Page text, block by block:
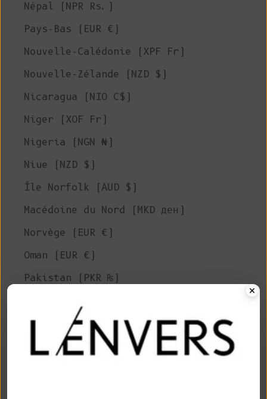
Népal (NPR Rs.)
Pays-Bas (EUR €)
Nouvelle-Calédonie (XPF Fr)
Nouvelle-Zélande (NZD $)
Nicaragua (NIO C$)
Niger (XOF Fr)
Nigeria (NGN ₦)
Niue (NZD $)
Île Norfolk (AUD $)
Macédoine du Nord (MKD ден)
Norvège (EUR €)
Oman (EUR €)
Pakistan (PKR ₨)
Panama (USD $)
Papouasie-Nouvelle-Guinée (PGK K)